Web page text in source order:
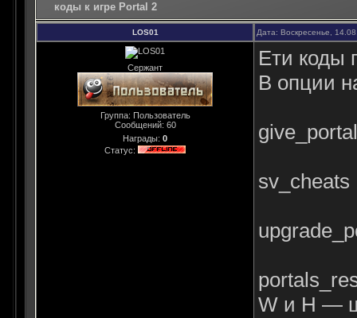
коды к игре Portal 2
LOS01 Дата: Воскресенье,
Сержант
Группа: Пользователь
Сообщений: 60
Награды: 0
Статус:
Ети коды
В опции
sv_cheats
W и H —